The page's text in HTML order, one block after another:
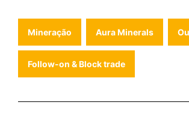
Mineração Aura Minerals
Follow-on & Block trade